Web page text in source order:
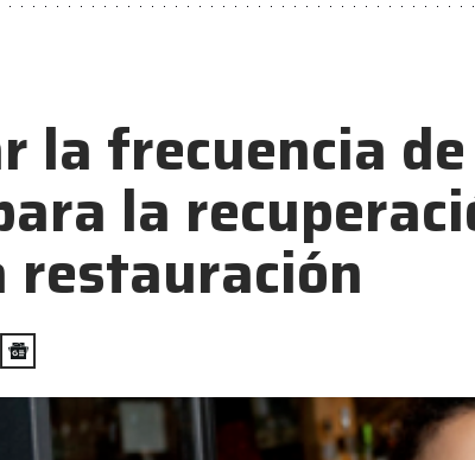
la frecuencia
la
restauración